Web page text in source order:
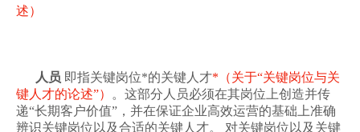
述）
人员 即指关键岗位*的关键人才*（关于“关键岗位与关
键人才的论述”） 。这部分人员必须在其岗位上创造并传
递“长期客户价值”，并在保证企业高效运营的基础上准确
辨识关键岗位以及合适的关键人才。 对关键岗位以及关键